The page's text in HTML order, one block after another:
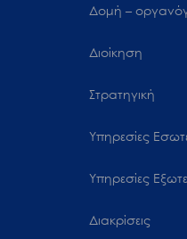
Δομή –
Διοίκηση
Στρατηγική
Υπηρεσίες
Υπηρεσίες
Διακρίσεις